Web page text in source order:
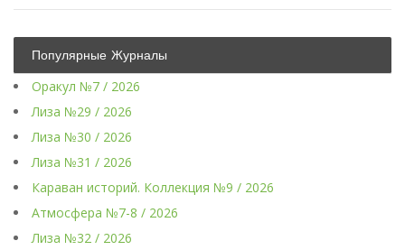
Популярные Журналы
Оракул №7 / 2026
Лиза №29 / 2026
Лиза №30 / 2026
Лиза №31 / 2026
Караван историй. Коллекция №9 / 2026
Атмосфера №7-8 / 2026
Лиза №32 / 2026